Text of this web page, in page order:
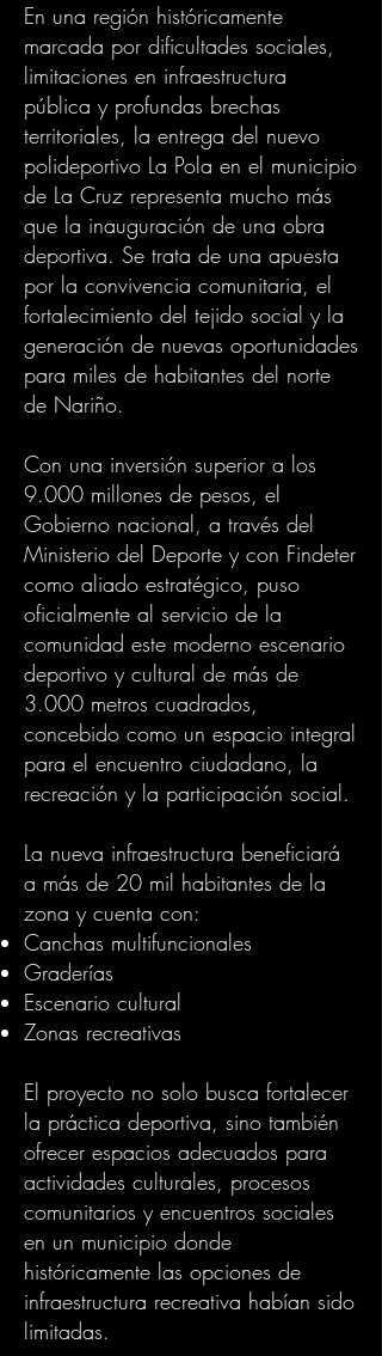
En una región históricamente
marcada por dificultades sociales,
limitaciones en infraestructura
pública y profundas brechas
territoriales, la entrega del nuevo
polideportivo La Pola en el municipio
de La Cruz representa mucho más
que la inauguración de una obra
deportiva. Se trata de una apuesta
por la convivencia comunitaria, el
fortalecimiento del tejido social y la
generación de nuevas oportunidades
para miles de habitantes del norte
de Nariño.
Con una inversión superior a los
9.000 millones de pesos, el
Gobierno nacional, a través del
Ministerio del Deporte y con Findeter
como aliado estratégico, puso
oficialmente al servicio de la
comunidad este moderno escenario
deportivo y cultural de más de
3.000 metros cuadrados,
concebido como un espacio integral
para el encuentro ciudadano, la
recreación y la participación social.
La nueva infraestructura beneficiará
a más de 20 mil habitantes de la
zona y cuenta con:
Canchas multifuncionales
Graderías
Escenario cultural
Zonas recreativas
El proyecto no solo busca fortalecer
la práctica deportiva, sino también
ofrecer espacios adecuados para
actividades culturales, procesos
comunitarios y encuentros sociales
en un municipio donde
históricamente las opciones de
infraestructura recreativa habían sido
limitadas.